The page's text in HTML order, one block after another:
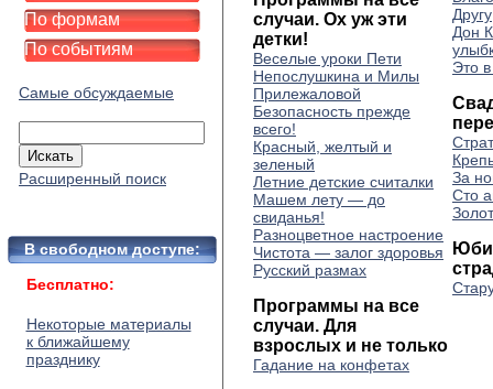
По формам
По событиям
Самые обсуждаемые
Расширенный поиск
В свободном доступе:
Бесплатно:
Некоторые материалы
к ближайшему
празднику
случаи. Ох уж эти
детки!
Веселые уроки Пети
Непослушкина и Милы
Прилежаловой
Безопасность прежде
всего!
Красный, желтый и
зеленый
Летние детские считалки
Машем лету — до
свиданья!
Разноцветное настроение
Чистота — залог здоровья
Русский размах
Программы на все
случаи. Для
взрослых и не только
Гадание на конфетах
Другу
Дон
Это
За
Сто